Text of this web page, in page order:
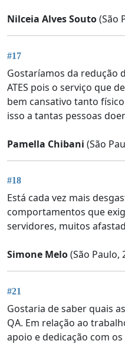
Nilceia Alves Souto(São
#17
Gostaríamos da redução
ATES pois o serviço que
bem cansativo tanto
isso a tantas pessoas
Pamella Chibani (São
#18
Está cada vez mais
comportamentos que
servidores, muitos
Simone Melo(São Paulo,
#21
Gostaria de saber quais
QA. Em relação ao
apoio e dedicação com